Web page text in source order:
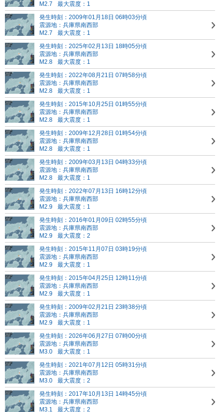
M2.7
最大震度：1
発生時刻：2009年01月18日 06時03分頃
震源地：兵庫県南西部
M2.7
最大震度：1
発生時刻：2025年02月13日 18時05分頃
震源地：兵庫県南西部
M2.8
最大震度：1
発生時刻：2022年08月21日 07時58分頃
震源地：兵庫県南西部
M2.8
最大震度：1
発生時刻：2015年10月25日 01時55分頃
震源地：兵庫県南西部
M2.8
最大震度：1
発生時刻：2009年12月28日 01時54分頃
震源地：兵庫県南西部
M2.8
最大震度：1
発生時刻：2009年03月13日 04時33分頃
震源地：兵庫県南西部
M2.8
最大震度：1
発生時刻：2022年07月13日 16時12分頃
震源地：兵庫県南西部
M2.9
最大震度：1
発生時刻：2016年01月09日 02時55分頃
震源地：兵庫県南西部
M2.9
最大震度：2
発生時刻：2015年11月07日 03時19分頃
震源地：兵庫県南西部
M2.9
最大震度：1
発生時刻：2015年04月25日 12時11分頃
震源地：兵庫県南西部
M2.9
最大震度：1
発生時刻：2009年02月21日 23時38分頃
震源地：兵庫県南西部
M2.9
最大震度：1
発生時刻：2026年06月27日 07時00分頃
震源地：兵庫県南西部
M3.0
最大震度：1
発生時刻：2021年07月12日 05時31分頃
震源地：兵庫県南西部
M3.0
最大震度：2
発生時刻：2017年10月13日 14時45分頃
震源地：兵庫県南西部
M3.1
最大震度：2